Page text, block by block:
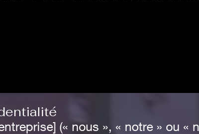
(« nous », « notre » ou «